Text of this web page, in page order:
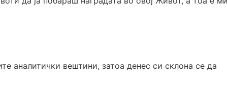
аналитички вештини, затоа денес си склона се да